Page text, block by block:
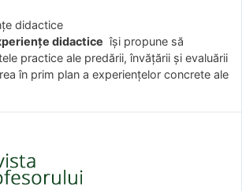
didactice îşi propune să
practice ale predării, învăţării şi evaluării
în prim plan a experienţelor concrete ale